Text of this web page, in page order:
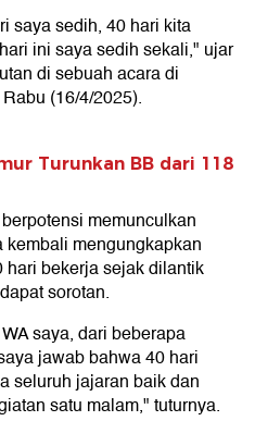
saya sedih, 40 hari kita
ini saya sedih sekali," ujar
di sebuah acara di
(16/4/2025).
Turunkan BB dari 118
memunculkan
mengungkapkan
bekerja sejak dilantik
sorotan.
saya, dari beberapa
jawab bahwa 40 hari
seluruh jajaran baik dan
satu malam," tuturnya.